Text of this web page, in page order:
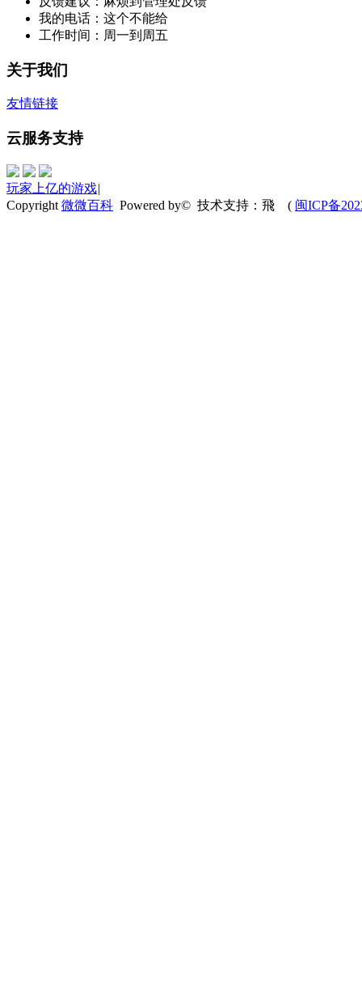
我的电话：这个不能给
工作时间：周一到周五
关于我们
友情链接
云服务支持
玩家上亿的游戏|
Copyright 微微百科 Powered by© 技术支持：飛 ( 闽ICP备